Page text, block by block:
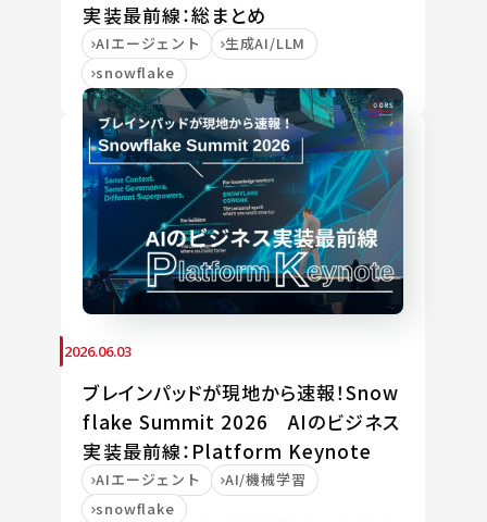
実装最前線：総まとめ
AIエージェント
生成AI/LLM
snowflake
2026.06.03
ブレインパッドが現地から速報！Snow
flake Summit 2026 AIのビジネス
実装最前線：Platform Keynote
AIエージェント
AI/機械学習
snowflake